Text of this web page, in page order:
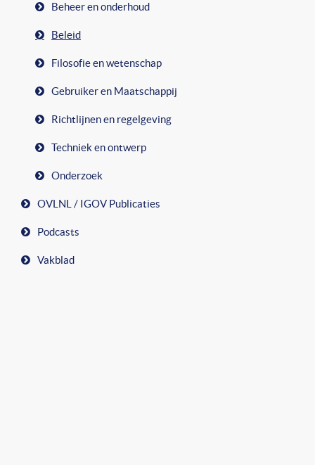
Beheer en onderhoud
Beleid
Filosofie en wetenschap
Gebruiker en Maatschappij
Richtlijnen en regelgeving
Techniek en ontwerp
Onderzoek
OVLNL / IGOV Publicaties
Podcasts
Vakblad